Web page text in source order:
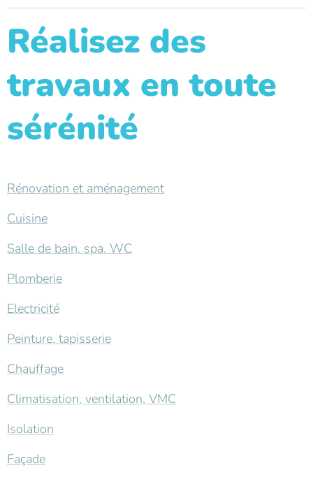
Réalisez des
travaux en toute
sérénité
Rénovation et aménagement
Cuisine
Salle de bain, spa, WC
Plomberie
Electricité
Peinture, tapisserie
Chauffage
Climatisation, ventilation, VMC
Isolation
Façade